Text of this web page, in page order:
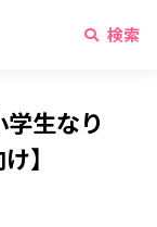
検索
生なり
】